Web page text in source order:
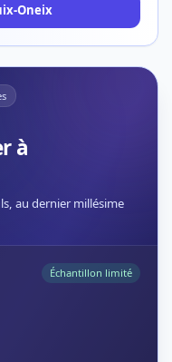
Oneix
à
au dernier millésime
Échantillon limité